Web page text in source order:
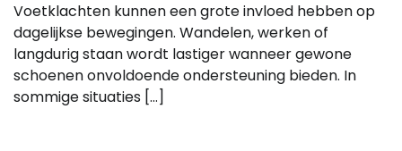
Voetklachten kunnen een grote invloed hebben op
dagelijkse bewegingen. Wandelen, werken of
langdurig staan wordt lastiger wanneer gewone
schoenen onvoldoende ondersteuning bieden. In
sommige situaties […]